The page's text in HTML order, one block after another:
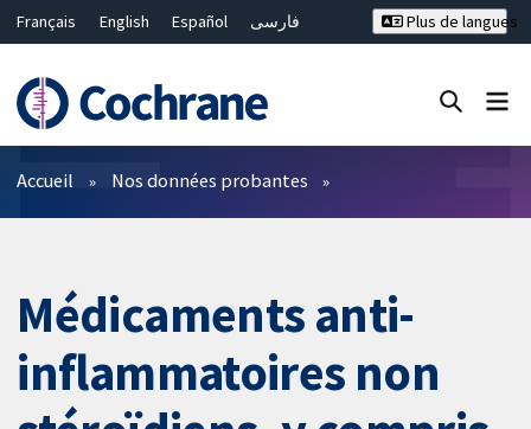
Français English Español
فارسی
Bahasa Malaysia
ไทย
繁體中文
简体中文
Plus de langues
Filtres
Accueil Nos données probantes
Médicaments anti-
inflammatoires non